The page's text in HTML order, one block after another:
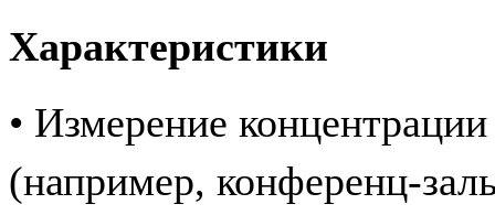
Характеристики
• Измерение
(например, конференц-